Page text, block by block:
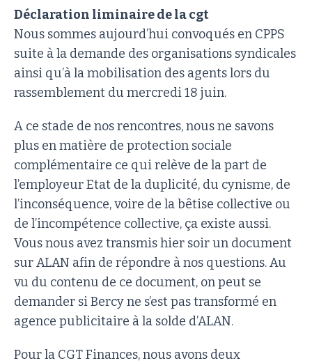
Déclaration liminaire de la cgt
Nous sommes aujourd’hui convoqués en CPPS
suite à la demande des organisations syndicales
ainsi qu’à la mobilisation des agents lors du
rassemblement du mercredi 18 juin.
A ce stade de nos rencontres, nous ne savons
plus en matière de protection sociale
complémentaire ce qui relève de la part de
l’employeur Etat de la duplicité, du cynisme, de
l’inconséquence, voire de la bêtise collective ou
de l’incompétence collective, ça existe aussi.
Vous nous avez transmis hier soir un document
sur ALAN afin de répondre à nos questions. Au
vu du contenu de ce document, on peut se
demander si Bercy ne s’est pas transformé en
agence publicitaire à la solde d’ALAN.
Pour la CGT Finances, nous avons deux